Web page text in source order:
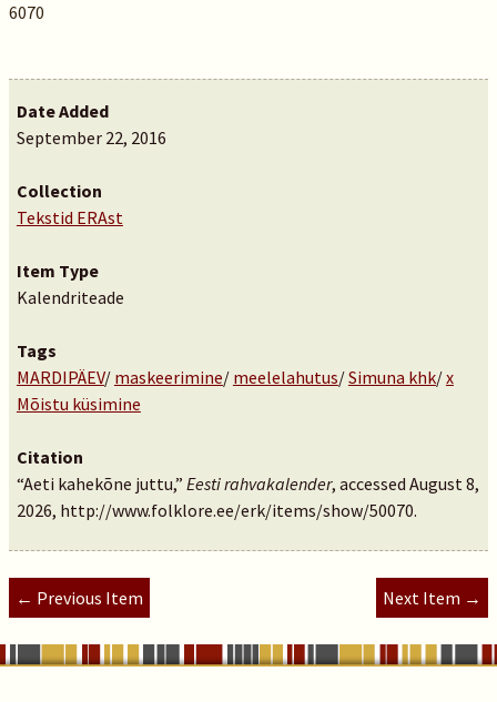
6070
Date Added
September 22, 2016
Collection
Tekstid ERAst
Item Type
Kalendriteade
Tags
MARDIPÄEV/ maskeerimine/ meelelahutus/Simuna khk/x
Mõistu küsimine
Citation
“Aeti kahekõne juttu,” Eesti rahvakalender, accessed August 8,
2026, http://www.folklore.ee/erk/items/show/50070.
← Previous Item Next Item →